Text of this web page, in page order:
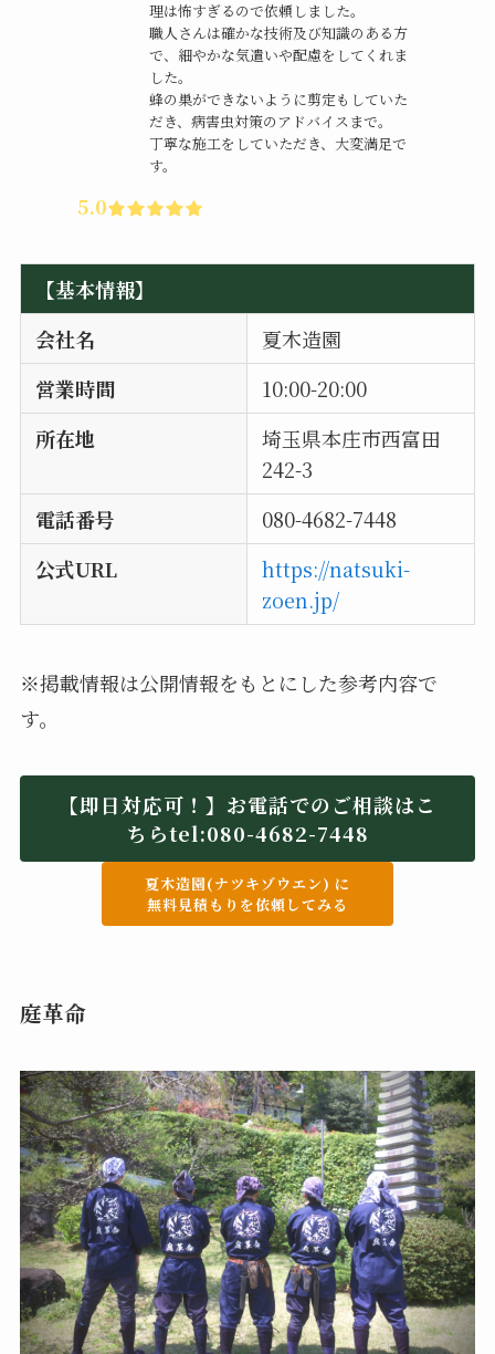
理は怖すぎるので依頼しました。
職人さんは確かな技術及び知識のある方
で、細やかな気遣いや配慮をしてくれま
した。
蜂の巣ができないように剪定もしていた
だき、病害虫対策のアドバイスまで。
丁寧な施工をしていただき、大変満足で
す。
5.0
【基本情報】
会社名
夏木造園
営業時間
10:00-20:00
所在地
埼玉県本庄市西富田
242-3
電話番号
080-4682-7448
公式URL
https://natsuki-
zoen.jp/
※掲載情報は公開情報をもとにした参考内容で
す。
【即日対応可！】お電話でのご相談はこ
ちらtel:080-4682-7448
夏木造園(ナツキゾウエン) に
無料見積もりを依頼してみる
庭革命